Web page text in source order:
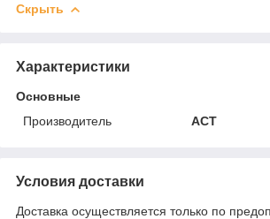
Скрыть
Характеристики
Основные
Производитель
АСТ
Условия доставки
Доставка осуществляется только по